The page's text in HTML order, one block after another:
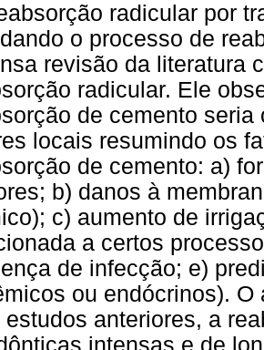
radicular por
o processo de
revisão da literatura
radicular. Ele
de cemento
locais resumindo os
de cemento: a)
b) danos à
c) aumento de
a certos
de infecção; e)
ou endócrinos).
estudos anteriores, a